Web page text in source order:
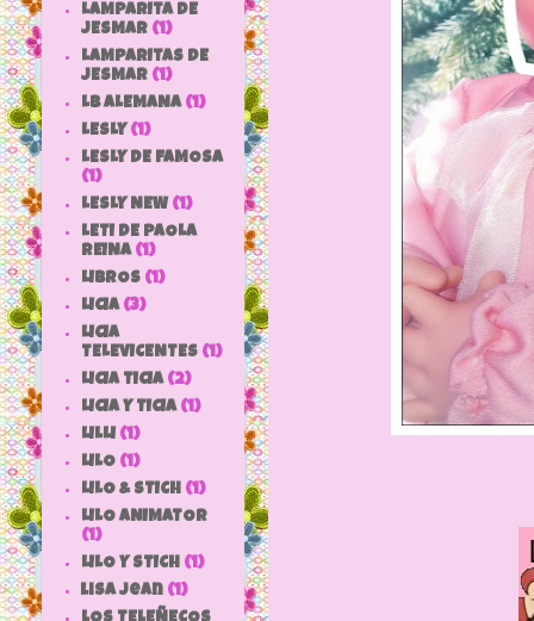
LAMPARITA DE
JESMAR (1)
LAMPARITAS DE
JESMAR (1)
LB ALEMANA (1)
LESLY (1)
LESLY DE FAMOSA
(1)
LESLY NEW (1)
LETI DE PAOLA
REINA (1)
LIBROS (1)
LICIA (3)
LICIA
TELEVICENTES (1)
LICIA TICIA (2)
LICIA Y TICIA (1)
LILLI (1)
LILO (1)
LILO & STICH (1)
LILO ANIMATOR
(1)
LILO Y STICH (1)
lisa jean (1)